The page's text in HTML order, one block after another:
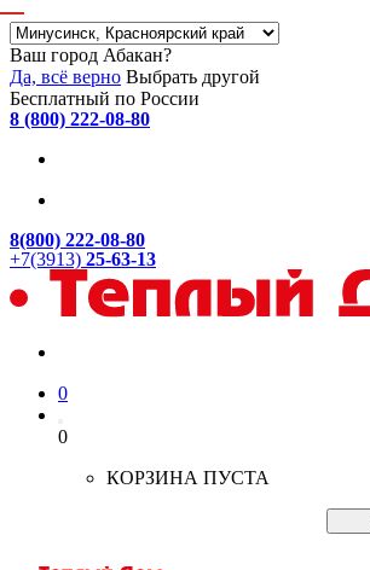
Ваш город Абакан?
Да, всё верно Выбрать другой
Бесплатный по России
8 (800) 222-08-80
8(800) 222-08-80
+7(3913) 25-63-13
0
0
КОРЗИНА ПУСТА